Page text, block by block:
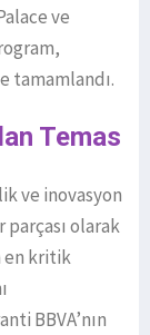
ve
tamamlandı.
Temas
ve inovasyon
olarak
en kritik
BBVA’nın